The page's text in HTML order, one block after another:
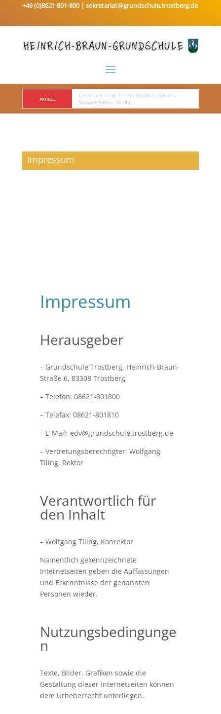
+49 (0)8621 801-800 | sekretariat@grundschule.trostberg.de
AKTUELL
Unterrichtsende letzter Schultag vor den
Sommerferien: 10 Uhr
Impressum
Impressum
Herausgeber
– Grundschule Trostberg, Heinrich-Braun-
Straße 6, 83308 Trostberg
– Telefon: 08621-801800
– Telefax: 08621-801810
– E-Mail: edv@grundschule.trostberg.de
– Vertretungsberechtigter: Wolfgang
Tiling, Rektor
Verantwortlich für
den Inhalt
– Wolfgang Tiling, Konrektor
Namentlich gekennzeichnete
Internetseiten geben die Auffassungen
und Erkenntnisse der genannten
Personen wieder.
Nutzungsbedingunge
n
Texte, Bilder, Grafiken sowie die
Gestaltung dieser Internetseiten können
dem Urheberrecht unterliegen.